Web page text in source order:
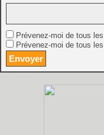
Prévenez-moi de tous
Prévenez-moi de tous